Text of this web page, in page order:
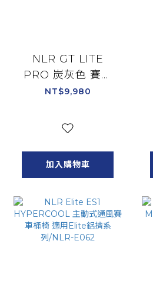
NLR GT LITE
PRO 炭灰色 賽車
椅 賽車架 適用直驅
援各廠牌方向盤 可
疊/NLR-S031GR
NT$9,980
加入購物車